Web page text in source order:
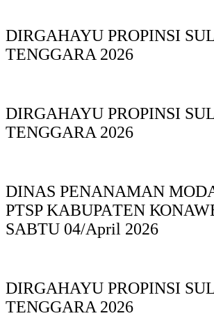
DIRGAHAYU PROPINSI
TENGGARA 2026
DIRGAHAYU PROPINSI
TENGGARA 2026
DINAS PΕΝΑΝΑΜAN
PTSP KABUPAΤΕΝ
SABTU 04/April 2026
DIRGAHAYU PROPINSI
TENGGARA 2026